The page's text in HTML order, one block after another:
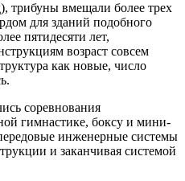
трибуны вмещали более трех
для зданий подобного
пятидесяти лет,
возраст совсем
как новые, число
соревнования
гимнастике, боксу и мини-
инженерные системы
и заканчивая системой